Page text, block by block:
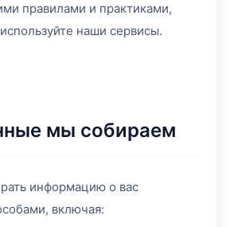
правилами и практиками,
наши сервисы.
мы собираем
информацию о вас
включая: